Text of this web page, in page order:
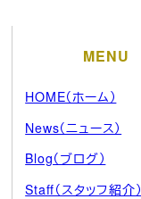
MENU
HOME（ホーム）
News（ニュース）
Blog（ブログ）
Staff（スタッフ紹介）